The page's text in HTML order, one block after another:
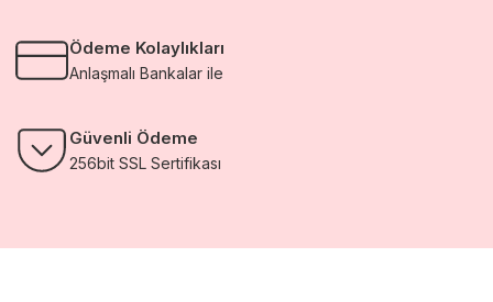
Ödeme Kolaylıkları
Anlaşmalı Bankalar ile
Güvenli Ödeme
256bit SSL Sertifikası